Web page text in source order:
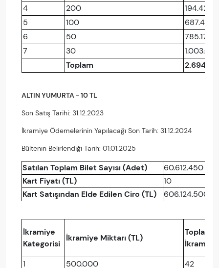
4
200
194.422
5
100
687.457
6
50
785.171
7
30
Toplam
ALTIN YUMURTA - 10 TL
Son Satış Tarihi: 31.12.2023
İkramiye Ödemelerinin Yapılacağı Son Tarih: 31.12.2024
Bültenin Belirlendiği Tarih: 01.01.2025
Satılan Toplam Bilet Sayısı (Adet)
60.612.450
Kart Fiyatı (TL)
10
Kart Satışından Elde Edilen Ciro (TL)
606.124.500
İkramiye
Kategorisi
İkramiye Miktarı (TL)
Toplam
1
500.000
42